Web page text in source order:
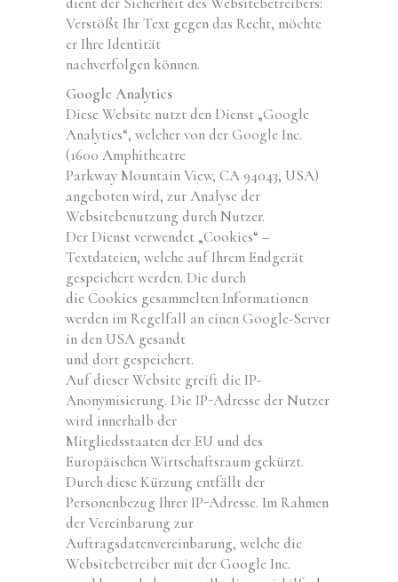
Verstößt Ihr Text gegen das Recht, möchte
er Ihre Identität
nachverfolgen können.
Google Analytics
Diese Website nutzt den Dienst „Google
Analytics“, welcher von der Google Inc.
(1600 Amphitheatre
Parkway Mountain View, CA 94043, USA)
angeboten wird, zur Analyse der
Websitebenutzung durch Nutzer.
Der Dienst verwendet „Cookies“ –
Textdateien, welche auf Ihrem Endgerät
gespeichert werden. Die durch
die Cookies gesammelten Informationen
werden im Regelfall an einen Google-Server
in den USA gesandt
und dort gespeichert.
Auf dieser Website greift die IP-
Anonymisierung. Die IP-Adresse der Nutzer
wird innerhalb der
Mitgliedsstaaten der EU und des
Europäischen Wirtschaftsraum gekürzt.
Durch diese Kürzung entfällt der
Personenbezug Ihrer IP-Adresse. Im Rahmen
der Vereinbarung zur
Auftragsdatenvereinbarung, welche die
Websitebetreiber mit der Google Inc.